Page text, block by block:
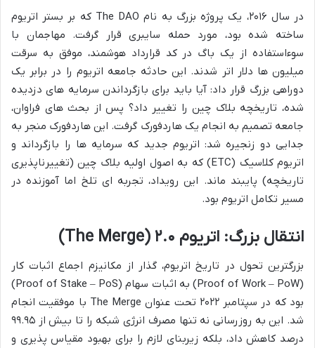
در سال ۲۰۱۶، یک پروژه بزرگ به نام The DAO که بر بستر اتریوم
ساخته شده بود، مورد حمله سایبری قرار گرفت. مهاجمان با
سوءاستفاده از یک باگ در کد قرارداد هوشمند، موفق به سرقت
میلیون ها دلار اتر شدند. این حادثه جامعه اتریوم را در برابر یک
دوراهی بزرگ قرار داد: آیا باید برای بازگرداندن سرمایه های دزدیده
شده، تاریخچه بلاک چین را تغییر داد؟ پس از بحث های فراوان،
جامعه تصمیم به انجام یک هاردفورک گرفت. این هاردفورک منجر به
جدایی دو زنجیره شد: اتریوم جدید که سرمایه ها را بازگرداند و
اتریوم کلاسیک (ETC) که به اصول اولیه بلاک چین (تغییرناپذیری
تاریخچه) پایبند ماند. این رویداد، تجربه ای تلخ اما آموزنده در
مسیر تکامل اتریوم بود.
انتقال بزرگ: اتریوم ۲.۰ (The Merge)
بزرگترین تحول در تاریخ اتریوم، گذار از مکانیزم اجماع اثبات کار
(Proof of Work – PoW) به اثبات سهام (Proof of Stake – PoS)
بود که در سپتامبر ۲۰۲۲ تحت عنوان The Merge با موفقیت انجام
شد. این به روزرسانی نه تنها مصرف انرژی شبکه را تا بیش از ۹۹.۹۵
درصد کاهش داد، بلکه زیربنای لازم را برای بهبود مقیاس پذیری و